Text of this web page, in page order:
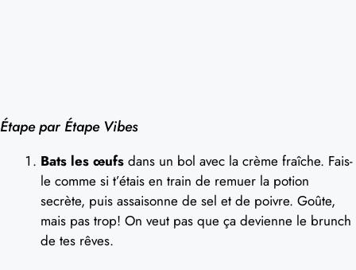
Étape par Étape Vibes
Bats les œufs dans un bol avec la crème fraîche. Fais-
le comme si t’étais en train de remuer la potion
secrète, puis assaisonne de sel et de poivre. Goûte,
mais pas trop! On veut pas que ça devienne le brunch
de tes rêves.